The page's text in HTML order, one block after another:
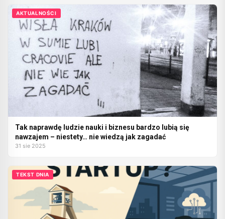
AKTUALNOŚCI
Tak naprawdę ludzie nauki i biznesu bardzo lubią się
nawzajem – niestety… nie wiedzą jak zagadać
31 sie 2025
TEKST DNIA